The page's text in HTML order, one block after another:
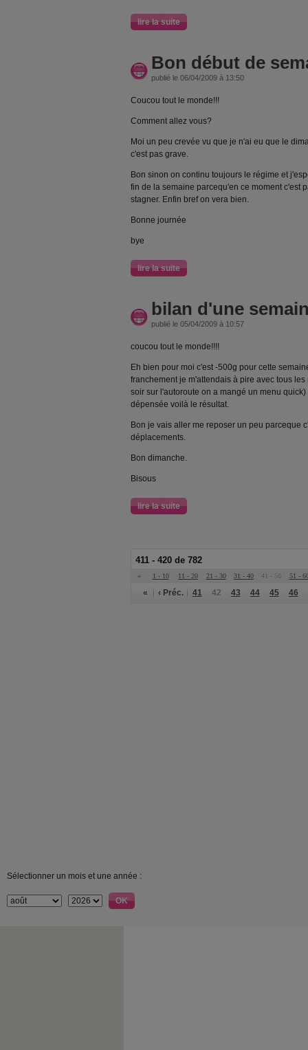
lire la suite
Bon début de
publié le 06/04/2009 à 13:50
Coucou tout le monde!!!
Comment allez vous?
Moi un peu crevée vu que je n'ai eu que le
c'est pas grave.
Bon sinon on continu toujours le régime et
fin de la semaine parcequ'en ce moment c'est
stagner. Enfin bref on vera bien.
Bonne journée
bye
lire la suite
bilan d'une
publié le 05/04/2009 à 10:57
coucou tout le monde!!!!
Eh bien pour moi c'est -500g pour cette
franchement je m'attendais à pire avec tous
soir sur l'autoroute on a mangé un menu
dépensée voilà le résultat.
Bon je vais aller me reposer un peu parceque
déplacements.
Bon dimanche.
Bisous
lire la suite
411 - 420 de 782
« 1 - 10 11 - 20 21 - 30 31 - 40 41 - 50 51 -
« ‹ Préc. 41 42 43 44 45 46
Sélectionner un mois et une année :